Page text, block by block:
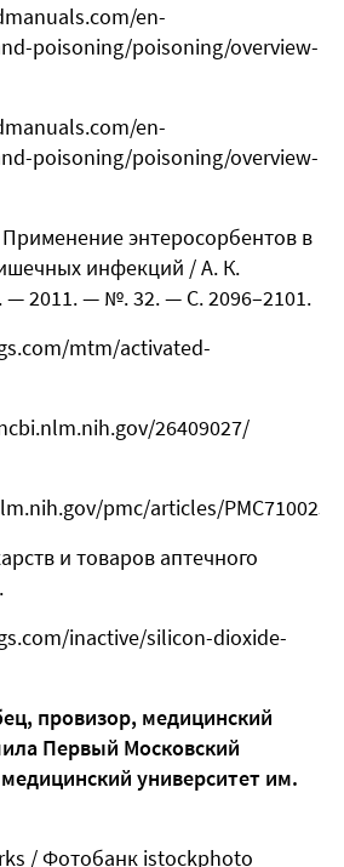
en-
poisoning/poisoning/overview-
en-
poisoning/poisoning/overview-
энтеросорбентов в
инфекций / А. К.
2011. — №. 32. — С. 2096–2101.
mtm/activated-
26409027/
pmc/articles/
и товаров аптечного
inactive/silicon-dioxide-
провизор, медицинский
Первый Московский
университет им.
/ Фотобанк istockphoto